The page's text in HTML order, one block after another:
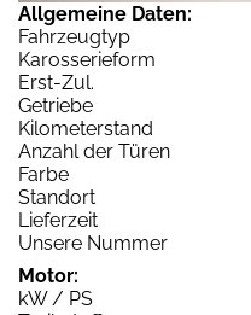
Allgemeine Daten:
Fahrzeugtyp
Karosserieform
Erst-Zul.
Getriebe
Kilometerstand
Anzahl der Türen
Farbe
Standort
Lieferzeit
Unsere Nummer
Motor:
kW / PS